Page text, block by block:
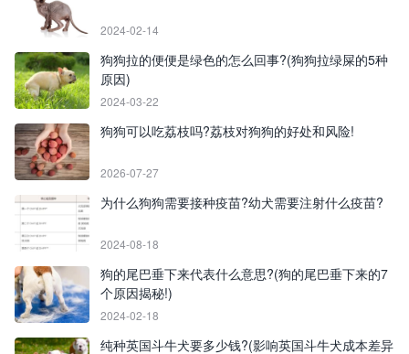
2024-02-14
狗狗拉的便便是绿色的怎么回事?(狗狗拉绿屎的5种
原因)
2024-03-22
狗狗可以吃荔枝吗?荔枝对狗狗的好处和风险!
2026-07-27
为什么狗狗需要接种疫苗?幼犬需要注射什么疫苗?
2024-08-18
狗的尾巴垂下来代表什么意思?(狗的尾巴垂下来的7
个原因揭秘!)
2024-02-18
纯种英国斗牛犬要多少钱?(影响英国斗牛犬成本差异